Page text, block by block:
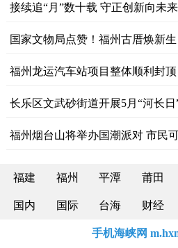
接续追“月”数十载 守正创新向未
国家文物局点赞！福州古厝焕新
福州龙运汽车站项目整体顺利封
长乐区文武砂街道 开展5月“河长日
福州烟台山将举办国潮派对 市民
福建 福州 平潭 莆田
国内 国际 台海 财经
手机海峡网